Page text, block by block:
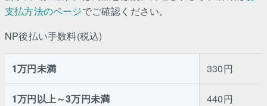
支払方法のページでご確認ください。
NP後払い手数料(税込)
1万円未満 330円
1万円以上～3万円未満 440円